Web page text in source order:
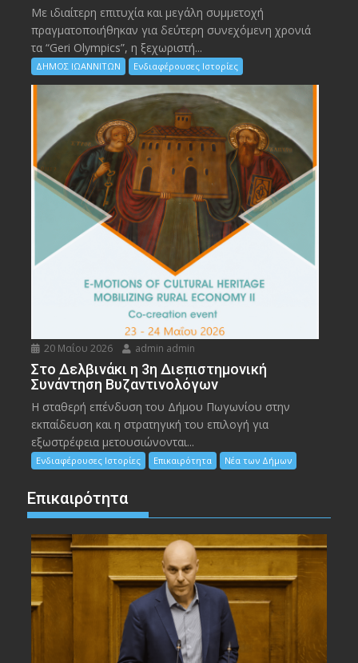
Με ιδιαίτερη επιτυχία και μεγάλη συμμετοχή
πραγματοποιήθηκαν για δεύτερη συνεχόμενη χρονιά
τα “Geri Olympics”, η ξεχωριστή...
ΔΗΜΟΣ ΙΩΑΝΝΙΤΩΝ Ενδιαφέρουσες Ιστορίες
20 Μαΐου 2026 admin admin
Στο Δελβινάκι η 3η Διεπιστημονική
Συνάντηση Βυζαντινολόγων
Η σταθερή επένδυση του Δήμου Πωγωνίου στην
εκπαίδευση και η στρατηγική του επιλογή για
εξωστρέφεια μετουσιώνονται...
Ενδιαφέρουσες Ιστορίες Επικαιρότητα Νέα των Δήμων
Επικαιρότητα